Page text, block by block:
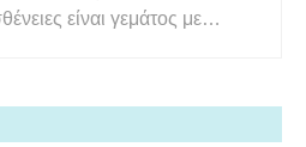
είναι γεμάτος με
να βλάπτουν τους
ακόμα ασαφές, αλλά